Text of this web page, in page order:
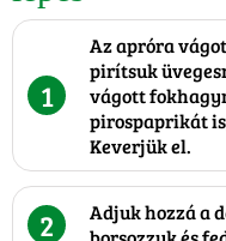
1
Az apróra
pirítsuk
vágott
pirospaprikát
Keverjük el.
2
Adjuk hozzá a